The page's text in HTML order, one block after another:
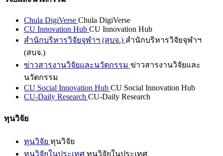
Chula DigiVerse Chula DigiVerse
CU Innovation Hub CU Innovation Hub
สำนักบริหารวิจัยจุฬาฯ (สบจ.) สำนักบริหารวิจัยจุฬาฯ
(สบจ.)
ข่าวสารงานวิจัยและนวัตกรรม ข่าวสารงานวิจัยและ
นวัตกรรม
CU Social Innovation Hub CU Social Innovation Hub
CU-Daily Research CU-Daily Research
ทุนวิจัย
ทุนวิจัย ทุนวิจัย
ทุนวิจัยในประเทศ ทุนวิจัยในประเทศ